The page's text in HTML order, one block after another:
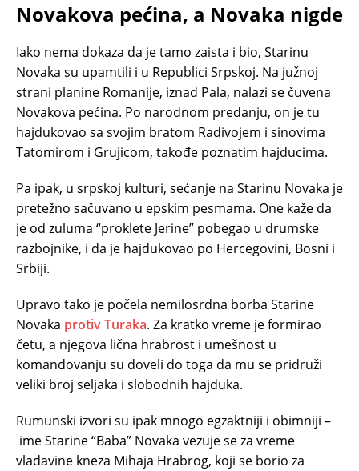
Novakova pećina, a Novaka nigde
Iako nema dokaza da je tamo zaista i bio, Starinu
Novaka su upamtili i u Republici Srpskoj. Na južnoj
strani planine Romanije, iznad Pala, nalazi se čuvena
Novakova pećina. Po narodnom predanju, on je tu
hajdukovao sa svojim bratom Radivojem i sinovima
Tatomirom i Grujicom, takođe poznatim hajducima.
Pa ipak, u srpskoj kulturi, sećanje na Starinu Novaka je
pretežno sačuvano u epskim pesmama. One kaže da
je od zuluma “proklete Jerine” pobegao u drumske
razbojnike, i da je hajdukovao po Hercegovini, Bosni i
Srbiji.
Upravo tako je počela nemilosrdna borba Starine
Novaka protiv Turaka. Za kratko vreme je formirao
četu, a njegova lična hrabrost i umešnost u
komandovanju su doveli do toga da mu se pridruži
veliki broj seljaka i slobodnih hajduka.
Rumunski izvori su ipak mnogo egzaktniji i obimniji –
ime Starine “Baba” Novaka vezuje se za vreme
vladavine kneza Mihaja Hrabrog, koji se borio za